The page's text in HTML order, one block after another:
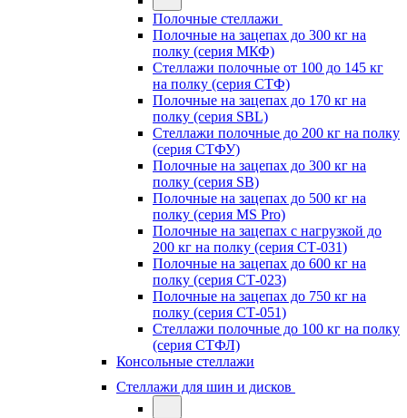
Полочные стеллажи
Полочные на зацепах до 300 кг на
полку (серия МКФ)
Стеллажи полочные от 100 до 145 кг
на полку (серия СТФ)
Полочные на зацепах до 170 кг на
полку (серия SBL)
Стеллажи полочные до 200 кг на полку
(серия СТФУ)
Полочные на зацепах до 300 кг на
полку (серия SB)
Полочные на зацепах до 500 кг на
полку (серия MS Pro)
Полочные на зацепах с нагрузкой до
200 кг на полку (серия СТ-031)
Полочные на зацепах до 600 кг на
полку (серия СТ-023)
Полочные на зацепах до 750 кг на
полку (серия СТ-051)
Стеллажи полочные до 100 кг на полку
(серия СТФЛ)
Консольные стеллажи
Стеллажи для шин и дисков